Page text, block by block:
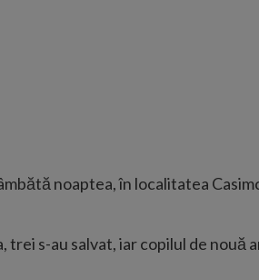
noaptea, în localitatea
trei s-au salvat, iar copilul de